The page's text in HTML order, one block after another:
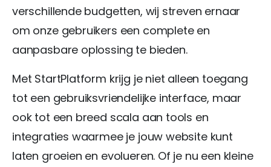
verschillende budgetten, wij streven ernaar
om onze gebruikers een complete en
aanpasbare oplossing te bieden.
Met StartPlatform krijg je niet alleen toegang
tot een gebruiksvriendelijke interface, maar
ook tot een breed scala aan tools en
integraties waarmee je jouw website kunt
laten groeien en evolueren. Of je nu een kleine